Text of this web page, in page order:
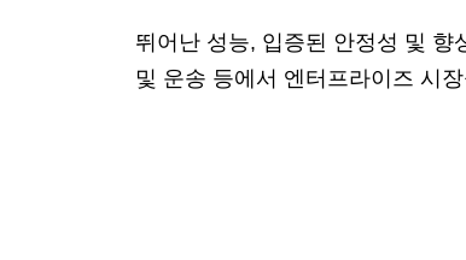
뛰어난 성능, 입증된 안정성 및
및 운송 등에서 엔터프라이즈 시